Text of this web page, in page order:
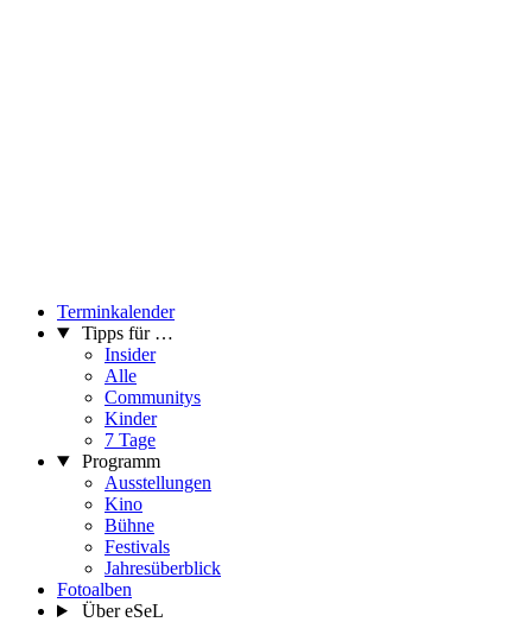
Terminkalender
Tipps für …
Insider
Alle
Communitys
Kinder
7 Tage
Programm
Ausstellungen
Kino
Bühne
Festivals
Jahresüberblick
Fotoalben
Über eSeL